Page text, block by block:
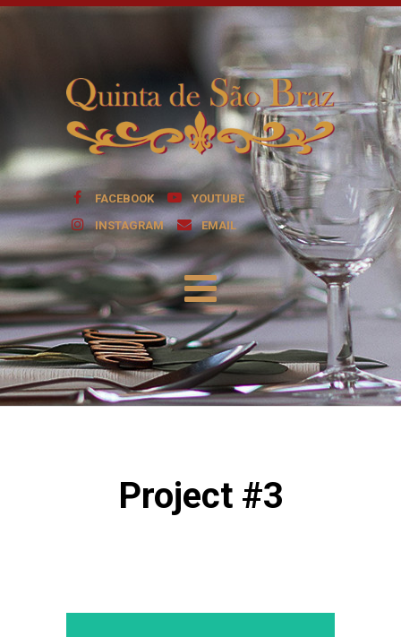
FACEBOOK
YOUTUBE
INSTAGRAM
EMAIL
Project #3